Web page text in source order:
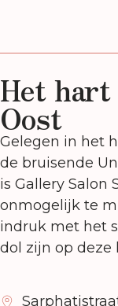
Het
Oost
Gelegen in het
de bruisende
is Gallery Salon
onmogelijk te
indruk met het
dol zijn op deze